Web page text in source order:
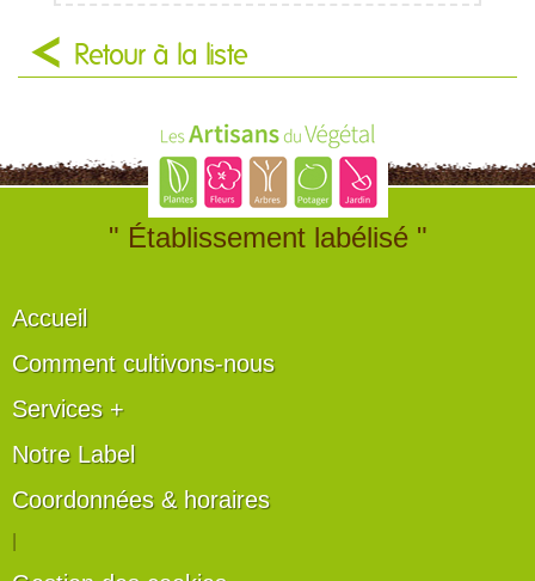
Retour à la liste
" Établissement labélisé "
Accueil
Comment cultivons-nous
Services +
Notre Label
Coordonnées & horaires